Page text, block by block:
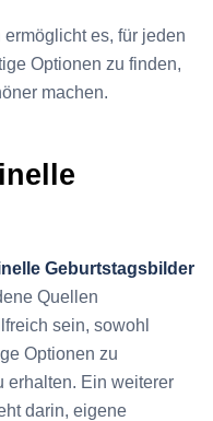
es, für jeden
Optionen zu finden,
machen.
Geburtstagsbilder
Quellen
sein, sowohl
Optionen zu
erhalten. Ein weiterer
darin, eigene